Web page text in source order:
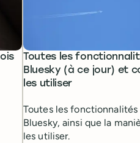
Toutes les
Bluesky (à ce jour) et
les utiliser
Toutes les fonctionnalités
Bluesky, ainsi que la
les utiliser.